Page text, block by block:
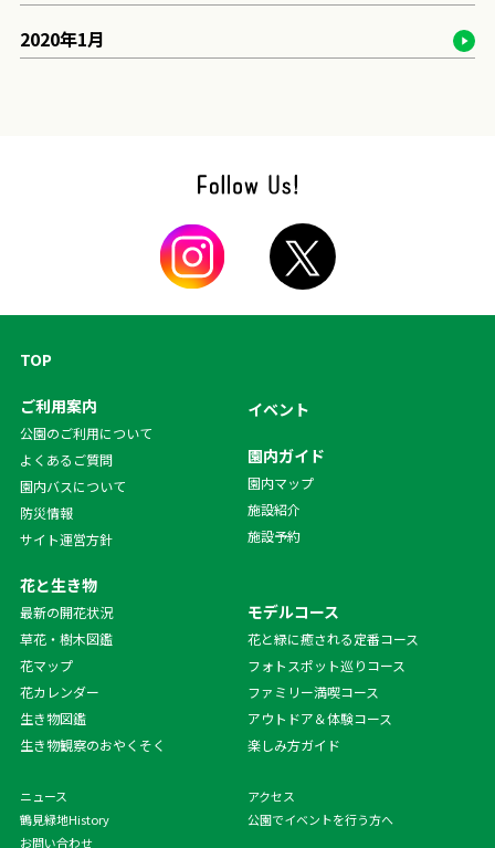
2020年1月
TOP
ご利用案内
公園のご利用について
よくあるご質問
園内バスについて
防災情報
サイト運営方針
花と生き物
最新の開花状況
草花・樹木図鑑
花マップ
花カレンダー
生き物図鑑
生き物観察のおやくそく
イベント
園内ガイド
園内マップ
施設紹介
施設予約
モデルコース
花と緑に癒される定番コース
フォトスポット巡りコース
ファミリー満喫コース
アウトドア＆体験コース
楽しみ方ガイド
ニュース
アクセス
鶴見緑地History
公園でイベントを行う方へ
お問い合わせ